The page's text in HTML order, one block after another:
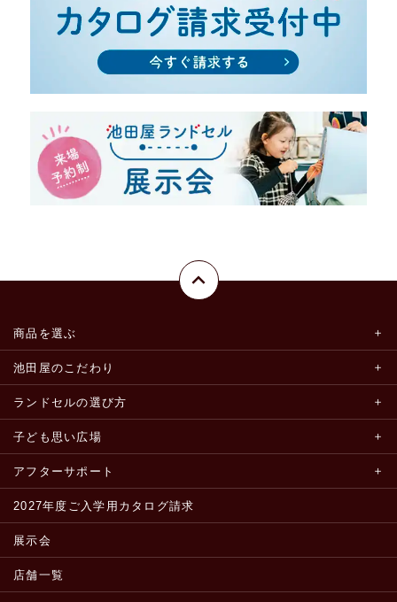
商品を選ぶ
池田屋のこだわり
ランドセルの選び方
子ども思い広場
アフターサポート
2027年度ご入学用カタログ請求
展示会
店舗一覧